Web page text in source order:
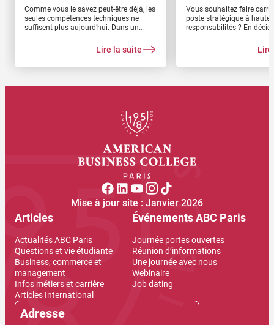
Comme vous le savez peut-être déjà, les
seules compétences techniques ne
suffisent plus aujourd’hui. Dans un
les compétences personnelles tiennent
ainsi une place de premier choix.
% des employeurs se déclarent prêts à
recruter un commercial essentiellement
sur la base de ses qualités personnelles
! Hard skills, soft skills, mad skills…
American Business College Paris vous
dit tout sur les skills à avoir pour faire
carrière dans le commerce !
Lire la suite
Vous souhaitez faire
poste stratégique à hautes
responsabilités ? En
de votre côté ! Ce cursus
vous prépare à avoir une
Mise à jour site : Janvier 2026
Articles
Actualités ABC Paris
Questions et vie étudiante
Business, commerce et
management
Infos métiers et carrière
Articles International
Événements ABC Paris
Journée portes ouvertes
Réunion d’informations
Une journée avec nous
Webinaire
Job dating
Adresse